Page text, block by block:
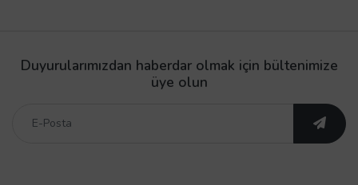
Duyurularımızdan haberdar olmak için bültenimize
üye olun